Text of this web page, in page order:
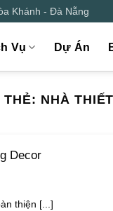
Khánh - Đà Nẵng
Vụ Dự Án
THẺ: NHÀ
Decor
thiện [...]